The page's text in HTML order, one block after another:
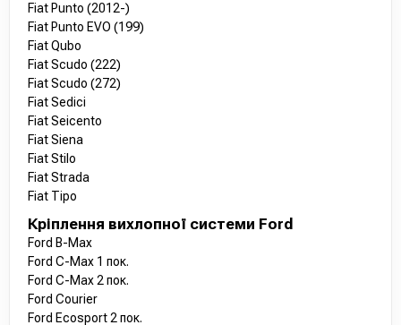
Fiat Punto (2012-)
Fiat Punto EVO (199)
Fiat Qubo
Fiat Scudo (222)
Fiat Scudo (272)
Fiat Sedici
Fiat Seicento
Fiat Siena
Fiat Stilo
Fiat Strada
Fiat Tipo
Кріплення вихлопної системи Ford
Ford B-Max
Ford C-Max 1 пок.
Ford C-Max 2 пок.
Ford Courier
Ford Ecosport 2 пок.